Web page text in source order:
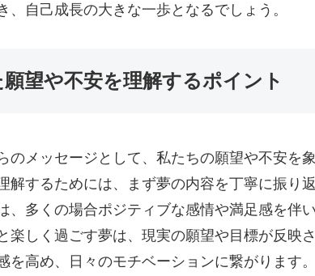
、自己成長の大きな一歩となるでしょう。
望や不安を理解するポイント
のメッセージとして、私たちの願望や不安を
解するためには、まず夢の内容を丁寧に振り
、多くの場合ポジティブな感情や満足感を伴
楽しく過ごす夢は、現実の願望や目標が反映
を高め、日々のモチベーションに繋がります。